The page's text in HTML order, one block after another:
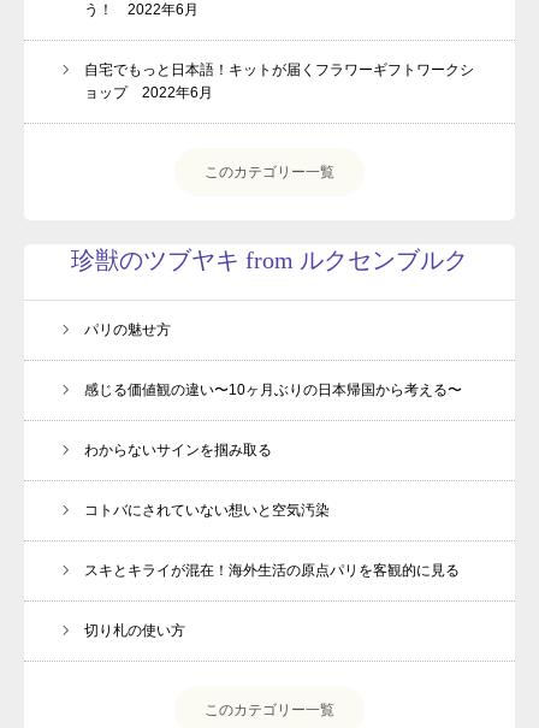
う！ 2022年6月
自宅でもっと日本語！キットが届くフラワーギフトワークシ
ョップ 2022年6月
このカテゴリー一覧
珍獣のツブヤキ from ルクセンブルク
パリの魅せ方
感じる価値観の違い〜10ヶ月ぶりの日本帰国から考える〜
わからないサインを掴み取る
コトバにされていない想いと空気汚染
スキとキライが混在！海外生活の原点パリを客観的に見る
切り札の使い方
このカテゴリー一覧